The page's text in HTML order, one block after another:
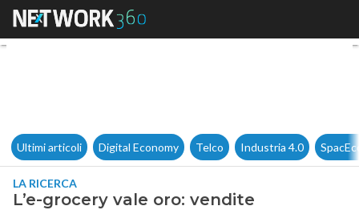
L’e-grocery vale oro:
Ultimi articoli Digital Economy Telco Industria 4.0
LA RICERCA
L’e-grocery vale oro: vendite